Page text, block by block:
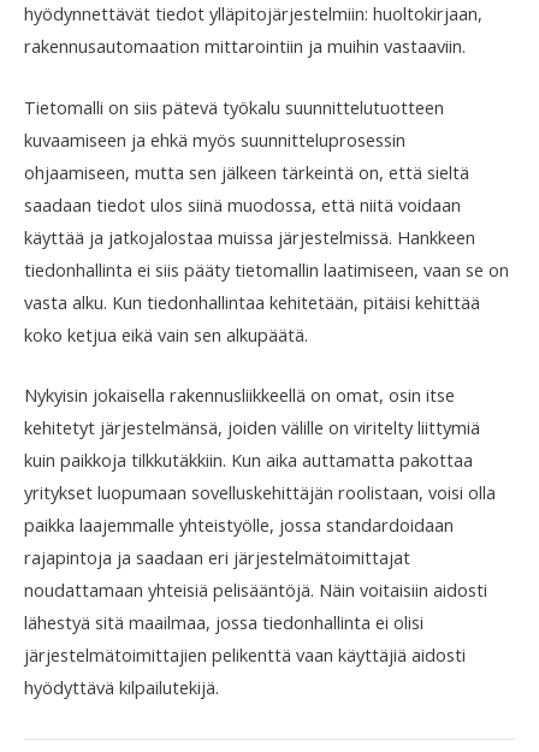
hyödynnettävät tiedot ylläpitojärjestelmiin: huoltokirjaan,
rakennusautomaation mittarointiin ja muihin vastaaviin.
Tietomalli on siis pätevä työkalu suunnittelutuotteen
kuvaamiseen ja ehkä myös suunnitteluprosessin
ohjaamiseen, mutta sen jälkeen tärkeintä on, että sieltä
saadaan tiedot ulos siinä muodossa, että niitä voidaan
käyttää ja jatkojalostaa muissa järjestelmissä. Hankkeen
tiedonhallinta ei siis pääty tietomallin laatimiseen, vaan se on
vasta alku. Kun tiedonhallintaa kehitetään, pitäisi kehittää
koko ketjua eikä vain sen alkupäätä.
Nykyisin jokaisella rakennusliikkeellä on omat, osin itse
kehitetyt järjestelmänsä, joiden välille on viritelty liittymiä
kuin paikkoja tilkkutäkkiin. Kun aika auttamatta pakottaa
yritykset luopumaan sovelluskehittäjän roolistaan, voisi olla
paikka laajemmalle yhteistyölle, jossa standardoidaan
rajapintoja ja saadaan eri järjestelmätoimittajat
noudattamaan yhteisiä pelisääntöjä. Näin voitaisiin aidosti
lähestyä sitä maailmaa, jossa tiedonhallinta ei olisi
järjestelmätoimittajien pelikenttä vaan käyttäjiä aidosti
hyödyttävä kilpailutekijä.